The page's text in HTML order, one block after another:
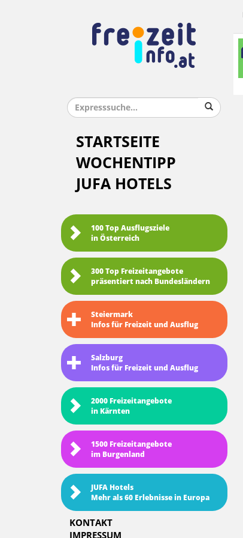
STARTSEITE
WOCHENTIPP
JUFA HOTELS
100 Top Ausflugsziele
in Österreich
300 Top Freizeitangebote
präsentiert nach Bundesländern
Steiermark
Infos für Freizeit und Ausflug
Salzburg
Infos für Freizeit und Ausflug
2000 Freizeitangebote
in Kärnten
1500 Freizeitangebote
im Burgenland
JUFA Hotels
Mehr als 60 Erlebnisse in Europa
KONTAKT
IMPRESSUM